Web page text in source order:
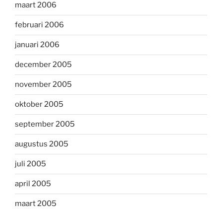
maart 2006
februari 2006
januari 2006
december 2005
november 2005
oktober 2005
september 2005
augustus 2005
juli 2005
april 2005
maart 2005